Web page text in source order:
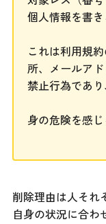
個人情報を書き
これは利用規
所、メールア
禁止行為であ
身の危険を感
削除理由は人それ
自身の状況に合わ